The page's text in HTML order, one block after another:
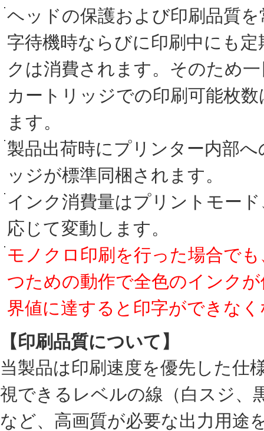
ヘッドの保護および印刷品質
字待機時ならびに印刷中にも
クは消費されます。そのため
カートリッジでの印刷可能枚
ます。
製品出荷時にプリンター内部
ッジが標準同梱されます。
インク消費量はプリントモー
応じて変動します。
モノクロ印刷を行った場合で
つための動作で全色のインク
界値に達すると印字ができな
【印刷品質について】
当製品は印刷速度を優先した仕
視できるレベルの線（白スジ、
など、高画質が必要な出力用途